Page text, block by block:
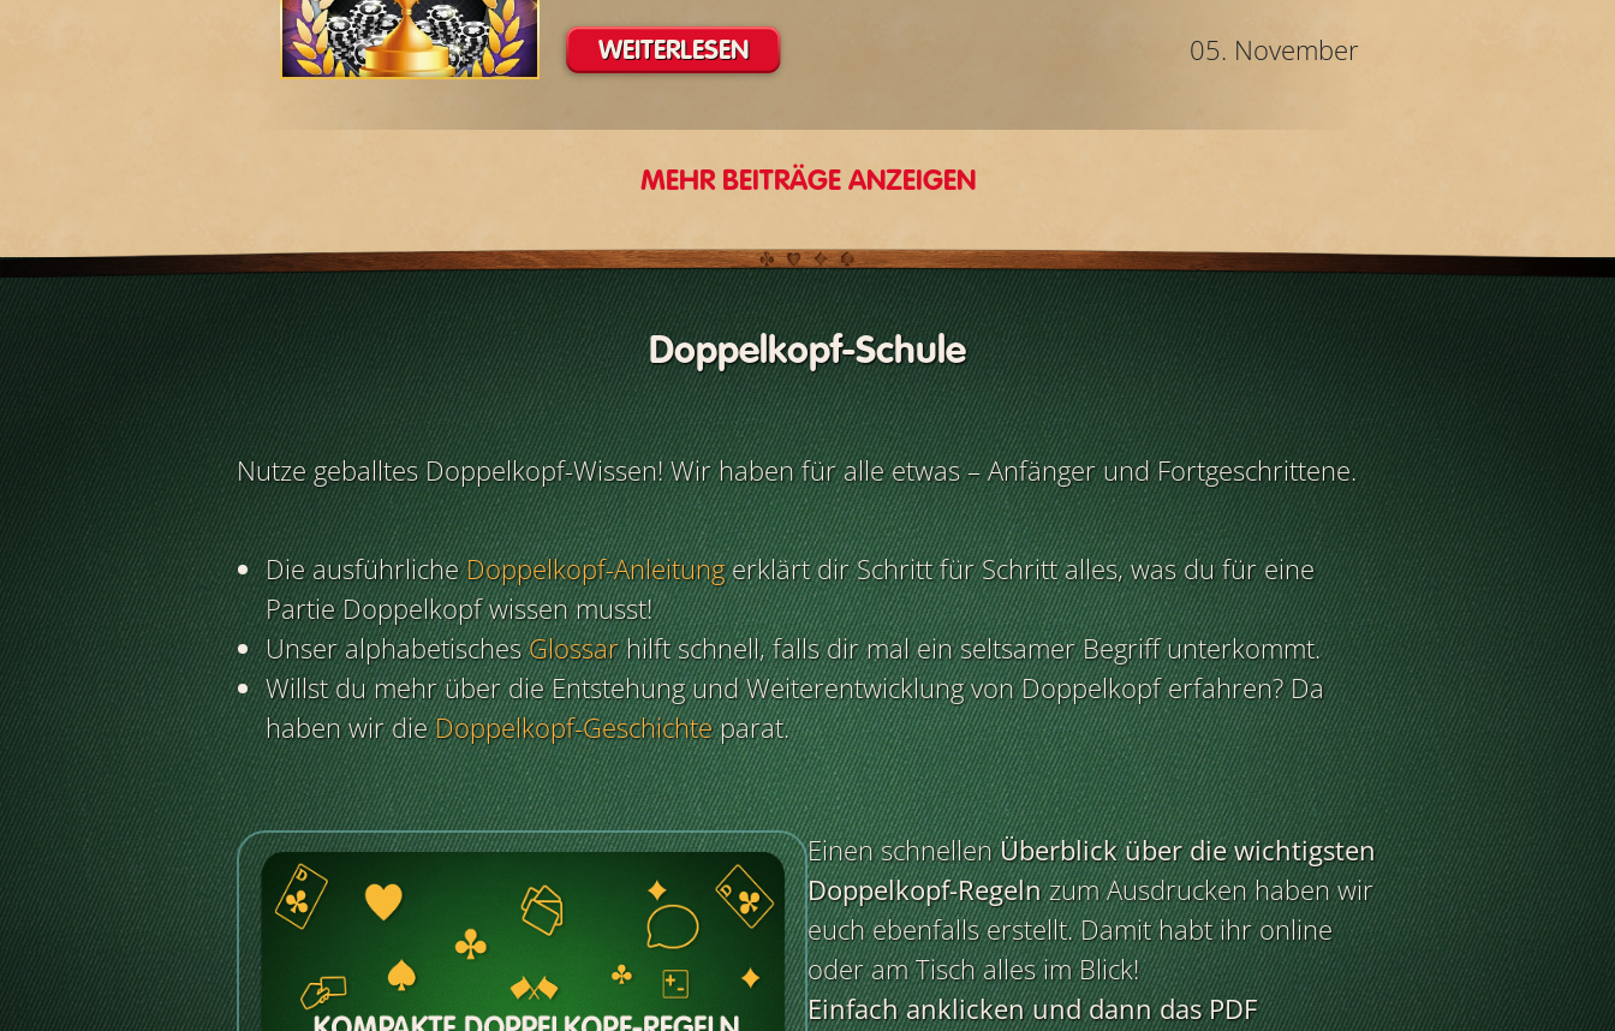
WEITERLESEN 05. November
MEHR BEITRÄGE ANZEIGEN
Doppelkopf-Schule
Nutze geballtes Doppelkopf-Wissen! Wir haben für alle etwas – Anfänger und Fortgeschrittene.
Die ausführlicheDoppelkopf-Anleitungerklärt dir Schritt für Schritt alles, was du für eine
Partie Doppelkopf wissen musst!
Unser alphabetischesGlossarhilft schnell, falls dir mal ein seltsamer Begriff unterkommt.
Willst du mehr über die Entstehung und Weiterentwicklung von Doppelkopf erfahren? Da
haben wir dieDoppelkopf-Geschichteparat.
Einen schnellenÜberblick über die wichtigsten
Doppelkopf-Regelnzum Ausdrucken haben wir
euch ebenfalls erstellt. Damit habt ihr online
oder am Tisch alles im Blick!
Einfach anklicken und dann das PDF